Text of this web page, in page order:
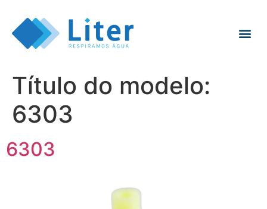
Título do modelo:
6303
6303